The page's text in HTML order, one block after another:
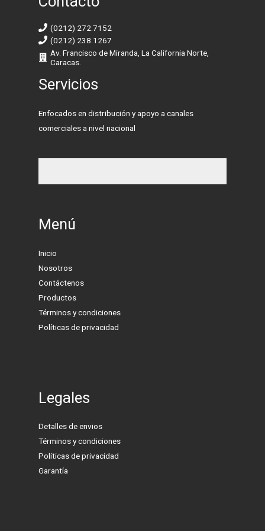
(0212) 272.7152
(0212) 238.1267
Av. Francisco de Miranda, La California Norte,
Caracas.
Servicios
Enfocados en distribución y apoyo a canales
comerciales a nivel nacional
Menú
Inicio
Nosotros
Contáctenos
Productos
Términos y condiciones
Políticas de privacidad
Legales
Detalles de envios
Términos y condiciones
Políticas de privacidad
Garantía